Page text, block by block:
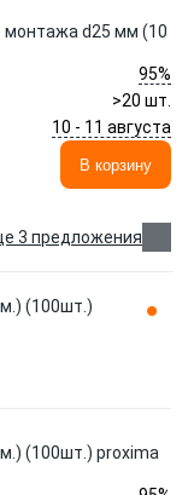
монтажа d25 мм (10
95%
>20 шт.
10 - 11 августа
В корзину
3 предложения
(100шт.)
(100шт.) proxima